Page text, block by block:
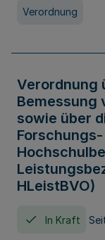
Verordnung
Verordnung
Bemessung
sowie über
HLeistBVO)
In Kraft